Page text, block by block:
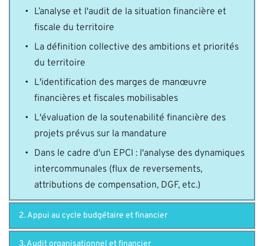
L’analyse et l'audit de la situation financière et
fiscale du territoire
La définition collective des ambitions et priorités
du territoire
L'identification des marges de manœuvre
financières et fiscales mobilisables
L'évaluation de la soutenabilité financière des
projets prévus sur la mandature
Dans le cadre d'un EPCI : l'analyse des dynamiques
intercommunales (flux de reversements,
attributions de compensation, DGF, etc.)
2. Appui au cycle budgétaire et financier
3. Audit organisationnel et financier